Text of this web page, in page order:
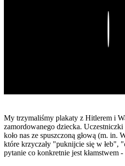
My trzymaliśmy plakaty z Hitlerem i
zamordowanego dziecka.
koło nas ze spuszczoną głową (m. in.
które krzyczały "puknijcie się w łeb",
pytanie co konkretnie jest kłamstwem